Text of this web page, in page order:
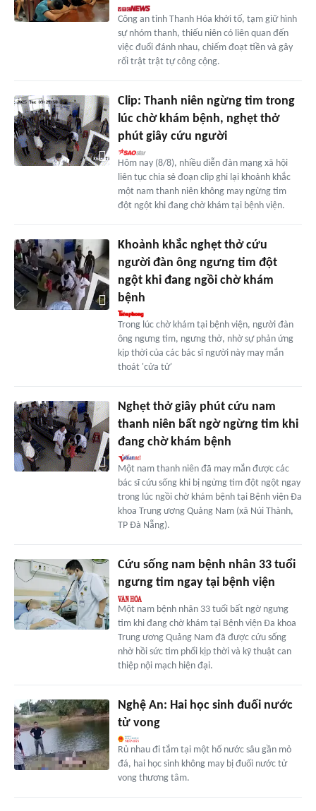
Công an tỉnh Thanh Hóa khởi tố, tạm giữ hình
sự nhóm thanh, thiếu niên có liên quan đến
việc đuổi đánh nhau, chiếm đoạt tiền và gây
rối trật trật tự công cộng.
Clip: Thanh niên ngừng tim trong
lúc chờ khám bệnh, nghẹt thở
phút giây cứu người
Hôm nay (8/8), nhiều diễn đàn mạng xã hội
liên tục chia sẻ đoạn clip ghi lại khoảnh khắc
một nam thanh niên không may ngừng tim
đột ngột khi đang chờ khám tại bệnh viện.
Khoảnh khắc nghẹt thở cứu
người đàn ông ngưng tim đột
ngột khi đang ngồi chờ khám
bệnh
Trong lúc chờ khám tại bệnh viện, người đàn
ông ngưng tim, ngưng thở, nhờ sự phản ứng
kịp thời của các bác sĩ người này may mắn
thoát 'cửa tử'
Nghẹt thở giây phút cứu nam
thanh niên bất ngờ ngừng tim khi
đang chờ khám bệnh
Một nam thanh niên đã may mắn được các
bác sĩ cứu sống khi bị ngừng tim đột ngột ngay
trong lúc ngồi chờ khám bệnh tại Bệnh viện Đa
khoa Trung ương Quảng Nam (xã Núi Thành,
TP Đà Nẵng).
Cứu sống nam bệnh nhân 33 tuổi
ngưng tim ngay tại bệnh viện
Một nam bệnh nhân 33 tuổi bất ngờ ngưng
tim khi đang chờ khám tại Bệnh viện Đa khoa
Trung ương Quảng Nam đã được cứu sống
nhờ hồi sức tim phổi kịp thời và kỹ thuật can
thiệp nội mạch hiện đại.
Nghệ An: Hai học sinh đuối nước
tử vong
Rủ nhau đi tắm tại một hố nước sâu gần mỏ
đá, hai học sinh không may bị đuối nước tử
vong thương tâm.